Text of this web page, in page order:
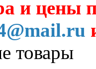
и цены
товары